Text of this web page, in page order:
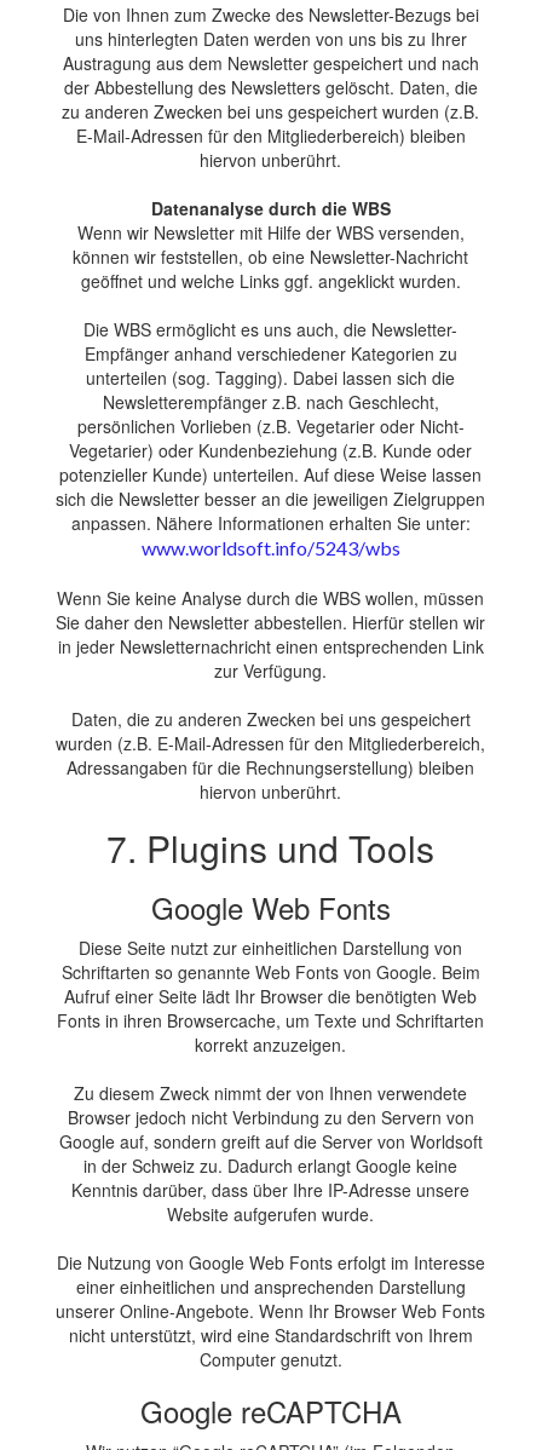
Die von Ihnen zum Zwecke des Newsletter-Bezugs bei
uns hinterlegten Daten werden von uns bis zu Ihrer
Austragung aus dem Newsletter gespeichert und nach
der Abbestellung des Newsletters gelöscht. Daten, die
zu anderen Zwecken bei uns gespeichert wurden (z.B.
E-Mail-Adressen für den Mitgliederbereich) bleiben
hiervon unberührt.
Datenanalyse durch die WBS
Wenn wir Newsletter mit Hilfe der WBS versenden,
können wir feststellen, ob eine Newsletter-Nachricht
geöffnet und welche Links ggf. angeklickt wurden.
Die WBS ermöglicht es uns auch, die Newsletter-
Empfänger anhand verschiedener Kategorien zu
unterteilen (sog. Tagging). Dabei lassen sich die
Newsletterempfänger z.B. nach Geschlecht,
persönlichen Vorlieben (z.B. Vegetarier oder Nicht-
Vegetarier) oder Kundenbeziehung (z.B. Kunde oder
potenzieller Kunde) unterteilen. Auf diese Weise lassen
sich die Newsletter besser an die jeweiligen Zielgruppen
anpassen. Nähere Informationen erhalten Sie unter:
www.worldsoft.info/5243/wbs
Wenn Sie keine Analyse durch die WBS wollen, müssen
Sie daher den Newsletter abbestellen. Hierfür stellen wir
in jeder Newsletternachricht einen entsprechenden Link
zur Verfügung.
Daten, die zu anderen Zwecken bei uns gespeichert
wurden (z.B. E-Mail-Adressen für den Mitgliederbereich,
Adressangaben für die Rechnungserstellung) bleiben
hiervon unberührt.
7. Plugins und Tools
Google Web Fonts
Diese Seite nutzt zur einheitlichen Darstellung von
Schriftarten so genannte Web Fonts von Google. Beim
Aufruf einer Seite lädt Ihr Browser die benötigten Web
Fonts in ihren Browsercache, um Texte und Schriftarten
korrekt anzuzeigen.
Zu diesem Zweck nimmt der von Ihnen verwendete
Browser jedoch nicht Verbindung zu den Servern von
Google auf, sondern greift auf die Server von Worldsoft
in der Schweiz zu. Dadurch erlangt Google keine
Kenntnis darüber, dass über Ihre IP-Adresse unsere
Website aufgerufen wurde.
Die Nutzung von Google Web Fonts erfolgt im Interesse
einer einheitlichen und ansprechenden Darstellung
unserer Online-Angebote. Wenn Ihr Browser Web Fonts
nicht unterstützt, wird eine Standardschrift von Ihrem
Computer genutzt.
Google reCAPTCHA